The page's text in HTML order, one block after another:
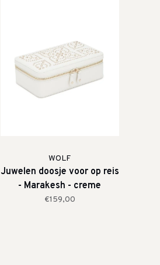
WOLF
Juwelen doosje voor op reis
- Marakesh - creme
€159,00